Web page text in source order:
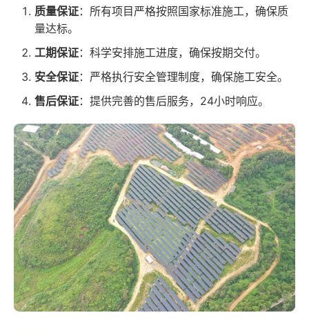
质量保证：所有项目严格按照国家标准施工，确保质
量达标。
工期保证：科学安排施工进度，确保按期交付。
安全保证：严格执行安全管理制度，确保施工安全。
售后保证：提供完善的售后服务，24小时响应。